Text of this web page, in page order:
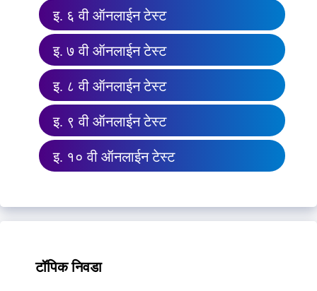
इ. ६ वी ऑनलाईन टेस्ट
इ. ७ वी ऑनलाईन टेस्ट
इ. ८ वी ऑनलाईन टेस्ट
इ. ९ वी ऑनलाईन टेस्ट
इ. १० वी ऑनलाईन टेस्ट
टॉपिक निवडा